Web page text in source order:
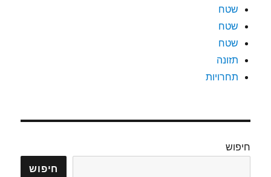
שטח
שטח
שטח
תזונה
תחרויות
חיפוש
חיפוש